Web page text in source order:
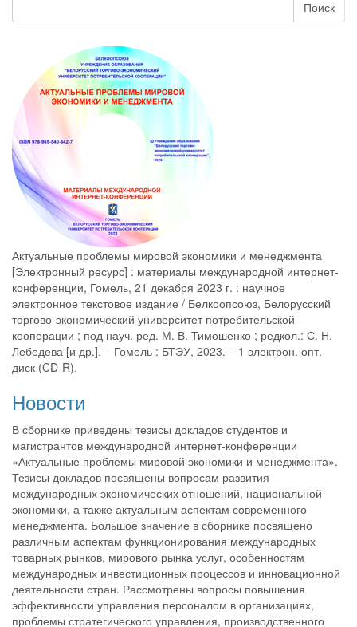
Поиск
Актуальные проблемы мировой экономики и менеджмента
[Электронный ресурс] : материалы международной интернет-
конференции, Гомель, 21 декабря 2023 г. : научное
электронное текстовое издание / Белкоопсоюз, Белорусский
торгово-экономический университет потребительской
кооперации ; под науч. ред. М. В. Тимошенко ; редкол.: С. Н.
Лебедева [и др.]. – Гомель : БТЭУ, 2023. – 1 электрон. опт.
диск (CD-R).
Новости
В сборнике приведены тезисы докладов студентов и
магистрантов международной интернет-конференции
«Актуальные проблемы мировой экономики и менеджмента».
Тезисы докладов посвящены вопросам развития
международных экономических отношений, национальной
экономики, а также актуальным аспектам современного
менеджмента. Большое значение в сборнике посвящено
различным аспектам функционирования международных
товарных рынков, мирового рынка услуг, особенностям
международных инвестиционных процессов и инновационной
деятельности стран. Рассмотрены вопросы повышения
эффективности управления персоналом в организациях,
проблемы стратегического управления, производственного